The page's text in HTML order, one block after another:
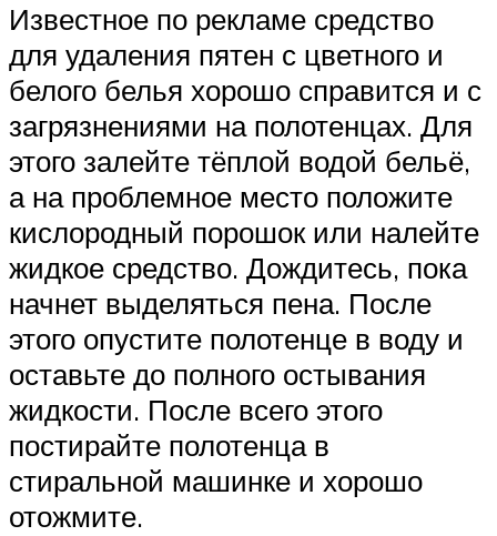
Известное по рекламе средство
для удаления пятен с цветного и
белого белья хорошо справится и с
загрязнениями на полотенцах. Для
этого залейте тёплой водой бельё,
а на проблемное место положите
кислородный порошок или налейте
жидкое средство. Дождитесь, пока
начнет выделяться пена. После
этого опустите полотенце в воду и
оставьте до полного остывания
жидкости. После всего этого
постирайте полотенца в
стиральной машинке и хорошо
отожмите.